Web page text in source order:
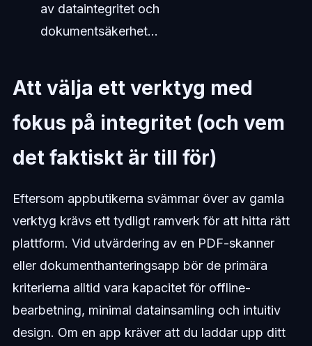
av dataintegritet och
dokumentsäkerhet...
Att välja ett verktyg med
fokus på integritet (och vem
det faktiskt är till för)
Eftersom appbutikerna svämmar över av gamla
verktyg krävs ett tydligt ramverk för att hitta rätt
plattform. Vid utvärdering av en PDF-skanner
eller dokumenthanteringsapp bör de primära
kriterierna alltid vara kapacitet för offline-
bearbetning, minimal datainsamling och intuitiv
design. Om en app kräver att du laddar upp ditt